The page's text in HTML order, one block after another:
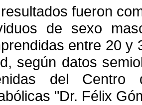
fueron
de sexo
entre 20 y
según datos
del Centro
"Dr. Félix